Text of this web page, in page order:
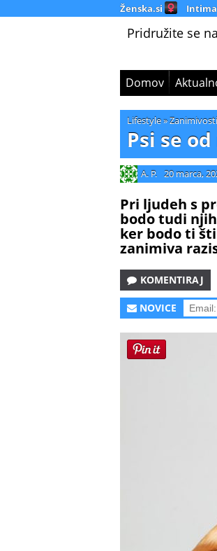
Ženska.si
Pridružite se
Domov
Lifestyle»Zanimivosti
Psi se
A. P. 20 marca,
Pri ljudeh s
bodo tudi
ker bodo ti
zanimiva
KOMENTIRAJ
NOVICE